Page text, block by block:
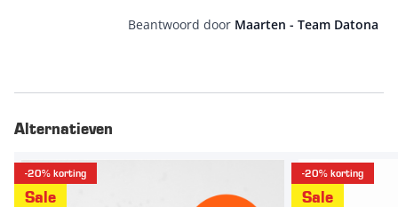
Beantwoord door Maarten - Team Datona
Alternatieven
-20% korting
Sale
-20% korting
Sale